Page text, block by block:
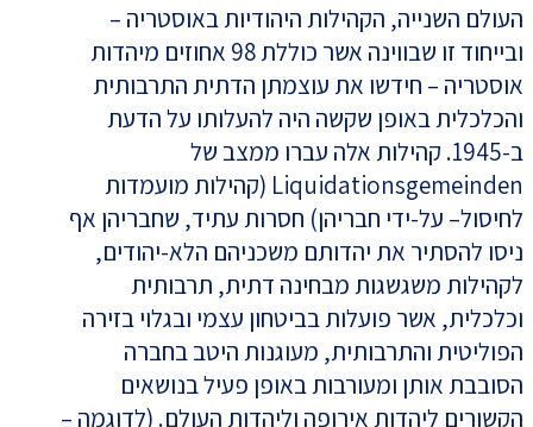
העולם השנייה, הקהילות היהודיות באוסטריה –
ובייחוד זו שבווינה אשר כוללת 98 אחוזים מיהדות
אוסטריה – חידשו את עוצמתן הדתית התרבותית
והכלכלית באופן שקשה היה להעלותו על הדעת
ב-1945. קהילות אלה עברו ממצב של
Liquidationsgemeinden (קהילות מועמדות
לחיסול– על-ידי חבריהן) חסרות עתיד, שחבריהן אף
ניסו להסתיר את יהדותם משכניהם הלא-יהודים,
לקהילות משגשגות מבחינה דתית, תרבותית
וכלכלית, אשר פועלות בביטחון עצמי ובגלוי בזירה
הפוליטית והתרבותית, מעוגנות היטב בחברה
הסובבת אותן ומעורבות באופן פעיל בנושאים
הקשורים ליהדות אירופה וליהדות העולם. (לדוגמה –